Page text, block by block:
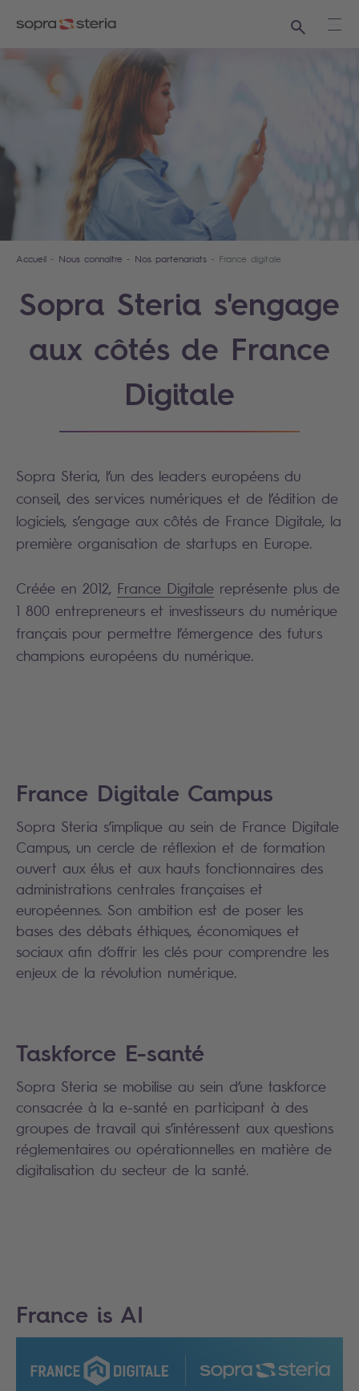
Recherche
Accueil Nous connaître Nos partenariats France digitale
Sopra Steria s'engage
aux côtés de France
Digitale
Sopra Steria, l’un des leaders européens du
conseil, des services numériques et de l’édition de
logiciels, s’engage aux côtés de France Digitale, la
première organisation de startups en Europe.
Créée en 2012, France Digitale représente plus de
1 800 entrepreneurs et investisseurs du numérique
français pour permettre l’émergence des futurs
champions européens du numérique.
France Digitale Campus
Sopra Steria s’implique au sein de France Digitale
Campus, un cercle de réflexion et de formation
ouvert aux élus et aux hauts fonctionnaires des
administrations centrales françaises et
européennes. Son ambition est de poser les
bases des débats éthiques, économiques et
sociaux afin d’offrir les clés pour comprendre les
enjeux de la révolution numérique.
Taskforce E-santé
Sopra Steria se mobilise au sein d’une taskforce
consacrée à la e-santé en participant à des
groupes de travail qui s’intéressent aux questions
réglementaires ou opérationnelles en matière de
digitalisation du secteur de la santé.
France is AI